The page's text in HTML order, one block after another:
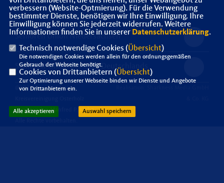
IMPRESSUM DATENSCHUTZ KONTAKT
Senioren Union Niedersachsen
Senioren-Union der CDU Deutschlands
@2026 Senioren-Union,
Vorsitzender: Manfred P. Kiehn
verbessern (Website-Optmierung). Für die Verwendung
bestimmter Dienste, benötigen wir Ihre Einwilligung. Ihre
Einwilligung können Sie jederzeit widerrufen. Weitere
Informationen finden Sie in unserer Datenschutzerklärung.
Technisch notwendige Cookies (Übersicht)
Die notwendigen Cookies werden allein für den ordnungsgemäßen
Gebrauch der Webseite benötigt.
Cookies von Drittanbietern (Übersicht)
Zur Optimierung unserer Webseite binden wir Dienste und Angebote
von Drittanbietern ein.
Alle akzeptieren Auswahl speichern